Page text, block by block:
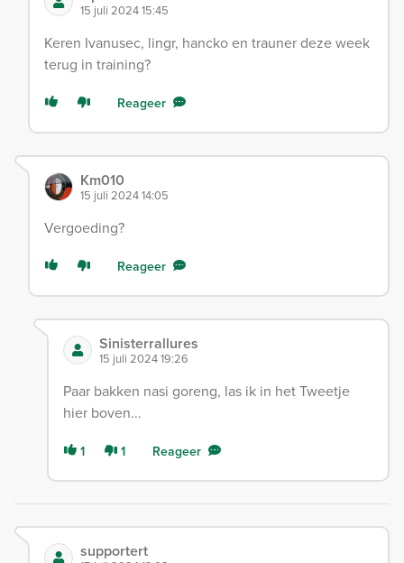
15 juli 2024 15:45
Keren Ivanusec, lingr, hancko en trauner deze week
terug in training?
Reageer
Km010
15 juli 2024 14:05
Vergoeding?
Reageer
Sinisterrallures
15 juli 2024 19:26
Paar bakken nasi goreng, las ik in het Tweetje
hier boven...
1 1 Reageer
supportert